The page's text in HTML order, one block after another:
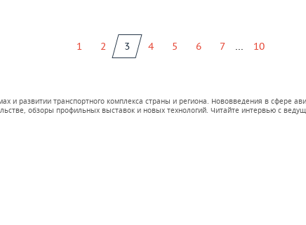
1 2 3 4 5 6 7 10
и развитии транспортного комплекса страны и региона. Нововведения в сфере
обзоры профильных выставок и новых технологий. Читайте интервью с